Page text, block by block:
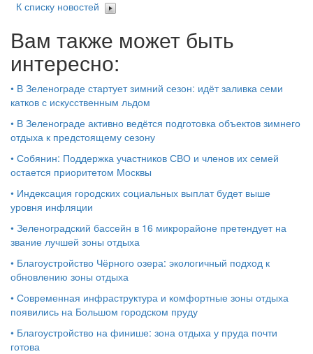
К списку новостей
Вам также может быть
интересно:
• В Зеленограде стартует зимний сезон: идёт заливка семи
катков с искусственным льдом
• В Зеленограде активно ведётся подготовка объектов зимнего
отдыха к предстоящему сезону
• Собянин: Поддержка участников СВО и членов их семей
остается приоритетом Москвы
• Индексация городских социальных выплат будет выше
уровня инфляции
• Зеленоградский бассейн в 16 микрорайоне претендует на
звание лучшей зоны отдыха
• Благоустройство Чёрного озера: экологичный подход к
обновлению зоны отдыха
• Современная инфраструктура и комфортные зоны отдыха
появились на Большом городском пруду
• Благоустройство на финише: зона отдыха у пруда почти
готова